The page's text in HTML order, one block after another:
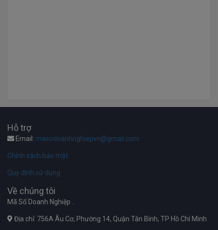
Hỗ trợ
Email: masodoanhnghiepvn@gmail.com
Chính sách bảo mật
Quy định sử dụng
Về chúng tôi
Mã Số Doanh Nghiệp .
Địa chỉ: 756A Âu Cơ, Phường 14, Quận Tân Bình, TP Hồ Chí Minh